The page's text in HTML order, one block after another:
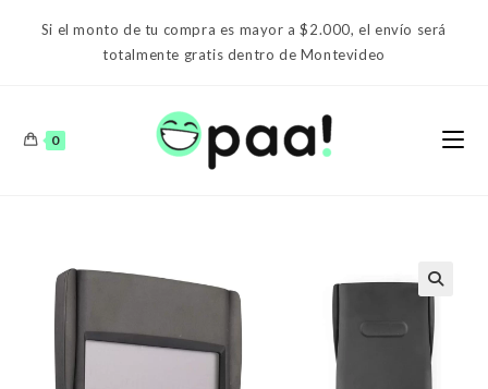
Si el monto de tu compra es mayor a $2.000, el envío será
totalmente gratis dentro de Montevideo
0